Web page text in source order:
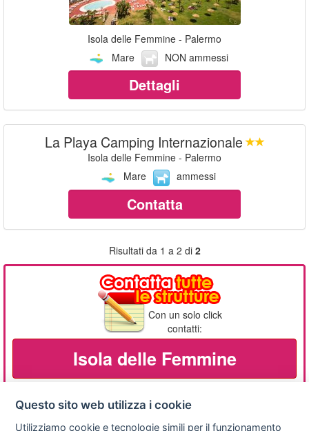
Isola delle Femmine - Palermo
Mare
NON ammessi
Dettagli
La Playa Camping Internazionale
Isola delle Femmine - Palermo
Mare
ammessi
Contatta
Risultati da 1 a 2 di 2
Con un solo click
contatti:
Isola delle Femmine
Privacy Avviso Scrivici
Questo sito web utilizza i cookie
Utilizziamo cookie e tecnologie simili per il funzionamento